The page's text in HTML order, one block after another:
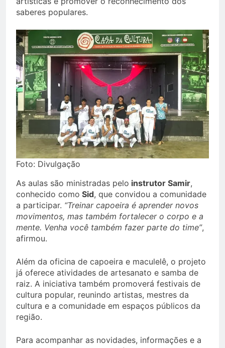
saberes populares.
Foto: Divulgação
As aulas são ministradas pelo instrutor Samir,
conhecido como Sid, que convidou a comunidade
a participar. “Treinar capoeira é aprender novos
movimentos, mas também fortalecer o corpo e a
mente. Venha você também fazer parte do time”,
afirmou.
Além da oficina de capoeira e maculelê, o projeto
já oferece atividades de artesanato e samba de
raiz. A iniciativa também promoverá festivais de
cultura popular, reunindo artistas, mestres da
cultura e a comunidade em espaços públicos da
região.
Para acompanhar as novidades, informações e a